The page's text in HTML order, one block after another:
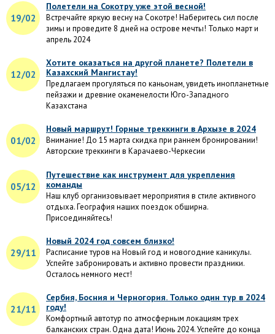
19/02
Полетели на Сокотру уже этой весной!
Встречайте яркую весну на Сокотре! Наберитесь сил после
зимы и проведите 8 дней на острове мечты! Только март и
апрель 2024
12/02
Хотите оказаться на другой планете? Полетели в
Казахский Мангистау!
Предлагаем прогуляться по каньонам, увидеть инопланетные
пейзажи и древние окаменелости Юго-Западного
Казахстана
01/02
Новый маршрут! Горные треккинги в Архызе в 2024
Внимание! До 15 марта скидка при раннем бронировании!
Авторские треккинги в Карачаево-Черкесии
05/12
Путешествие как инструмент для укрепления
команды
Наш клуб организовывает мероприятия в стиле активного
отдыха. География наших поездок обширна.
Присоединяйтесь!
29/11
Новый 2024 год совсем близко!
Расписание туров на Новый год и новогодние каникулы.
Успейте забронировать и активно провести праздники.
Осталось немного мест!
21/11
Сербия, Босния и Черногория. Только один тур в 2024
году!
Комфортный автотур по атмосферным локациям трех
балканских стран. Одна дата! Июнь 2024. Успейте до конца